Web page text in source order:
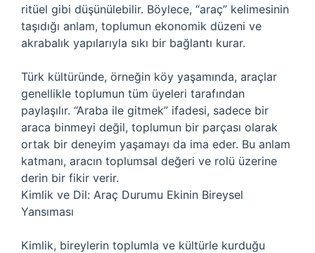
ritüel gibi düşünülebilir. Böylece, “araç” kelimesinin
taşıdığı anlam, toplumun ekonomik düzeni ve
akrabalık yapılarıyla sıkı bir bağlantı kurar.
Türk kültüründe, örneğin köy yaşamında, araçlar
genellikle toplumun tüm üyeleri tarafından
paylaşılır. “Araba ile gitmek” ifadesi, sadece bir
araca binmeyi değil, toplumun bir parçası olarak
ortak bir deneyim yaşamayı da ima eder. Bu anlam
katmanı, aracın toplumsal değeri ve rolü üzerine
derin bir fikir verir.
Kimlik ve Dil: Araç Durumu Ekinin Bireysel
Yansıması
Kimlik, bireylerin toplumla ve kültürle kurduğu